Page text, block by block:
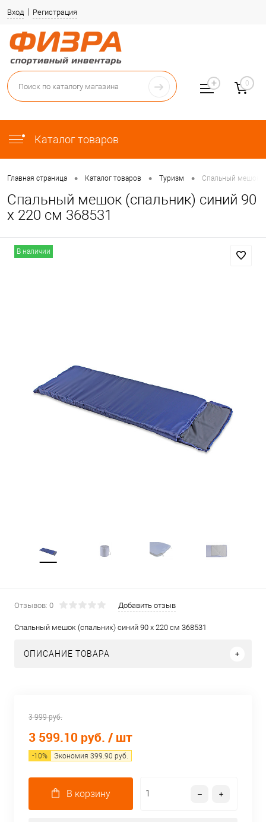
Вход Регистрация
Каталог товаров
0
Главная страница • Каталог товаров • Туризм • Спальный мешок
Спальный мешок (спальник) синий 90
х 220 см 368531
В наличии
Отзывов: 0 Добавить отзыв
Спальный мешок (спальник) синий 90 х 220 см 368531
ОПИСАНИЕ ТОВАРА
3 999 руб.
3 599.10 руб. / шт
-10% Экономия 399.90 руб.
В корзину